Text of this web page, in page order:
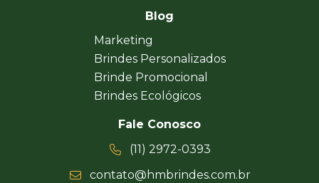
Blog
Marketing
Brindes Personalizados
Brinde Promocional
Brindes Ecológicos
Fale Conosco
(11) 2972-0393
contato@hmbrindes.com.br